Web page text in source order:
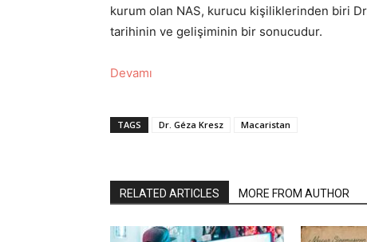
kurum olan NAS, kurucu kişiliklerinden biri
tarihinin ve gelişiminin bir sonucudur.
Devamı
TAGS Dr. Géza Kresz Macaristan
RELATED ARTICLES MORE FROM AUTHOR